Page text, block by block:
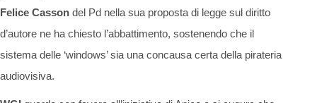
Felice Casson del Pd nella sua proposta di legge sul diritto
d’autore ne ha chiesto l’abbattimento, sostenendo che il
sistema delle ‘windows’ sia una concausa certa della pirateria
audiovisiva.